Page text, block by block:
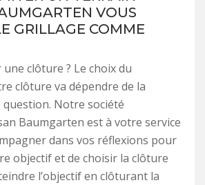
VOUS
GRILLAGE COMME
clôture ? Le choix du
clôture va dépendre de la
Notre société
Baumgarten est à votre service
dans vos réflexions pour
objectif et de choisir la clôture
l’objectif en clôturant la